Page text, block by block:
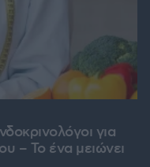
για
– Το ένα μειώνει